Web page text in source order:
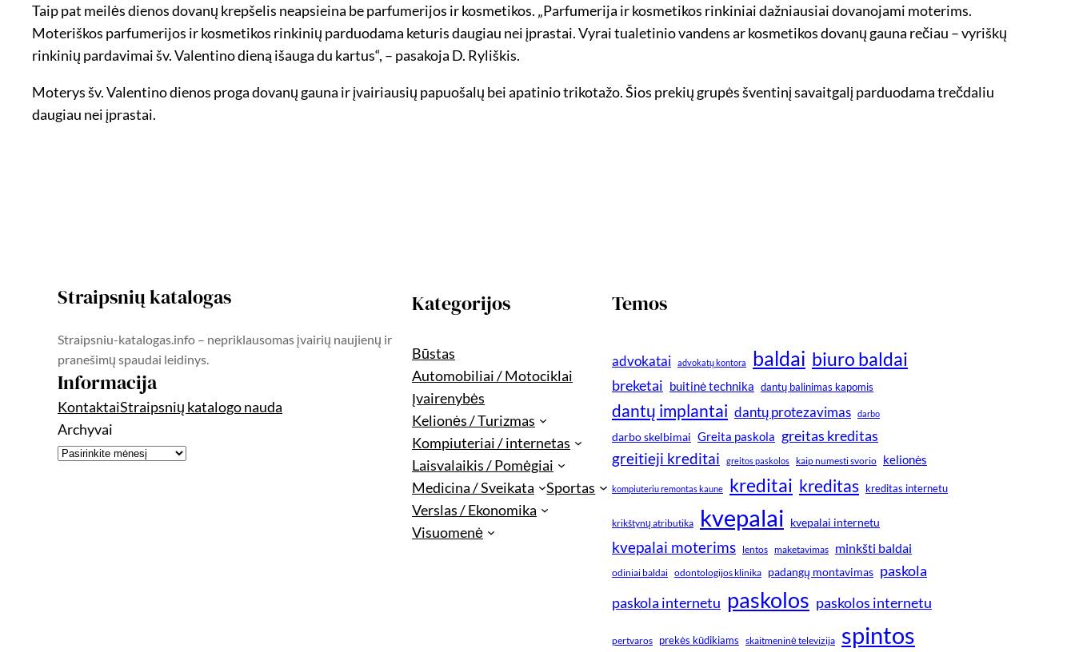
Taip pat meilės dienos dovanų krepšelis neapsieina be parfumerijos ir kosmetikos. „Parfumerija ir kosmetikos rinkiniai dažniausiai dovanojami moterims.
Moteriškos parfumerijos ir kosmetikos rinkinių parduodama keturis daugiau nei įprastai. Vyrai tualetinio vandens ar kosmetikos dovanų gauna rečiau – vyriškų
rinkinių pardavimai šv. Valentino dieną išauga du kartus“, – pasakoja D. Ryliškis.
Moterys šv. Valentino dienos proga dovanų gauna ir įvairiausių papuošalų bei apatinio trikotažo. Šios prekių grupės šventinį savaitgalį parduodama trečdaliu
daugiau nei įprastai.
Straipsnių katalogas
Straipsniu-katalogas.info – nepriklausomas įvairių naujienų ir
pranešimų spaudai leidinys.
Informacija
KontaktaiStraipsnių katalogo nauda
Archyvai
Kategorijos
Būstas
Automobiliai / Motociklai
Įvairenybės
Kelionės / Turizmas
Kompiuteriai / internetas
Laisvalaikis / Pomėgiai
Medicina / Sveikata
Sportas
Verslas / Ekonomika
Visuomenė
Temos
advokatai advokatų kontora baldai biuro baldai
breketai buitinė technika dantų balinimas kapomis
dantų implantai dantų protezavimas darbo
darbo skelbimai Greita paskola greitas kreditas
greitieji kreditai greitos paskolos kaip numesti svorio kelionės
kompiuteriu remontas kaune kreditai kreditas kreditas internetu
krikštynų atributika kvepalai kvepalai internetu
kvepalai moterims lentos maketavimas minkšti baldai
odiniai baldai odontologijos klinika padangų montavimas paskola
paskola internetu paskolos paskolos internetu
pertvaros prekės kūdikiams skaitmeninė televizija spintos